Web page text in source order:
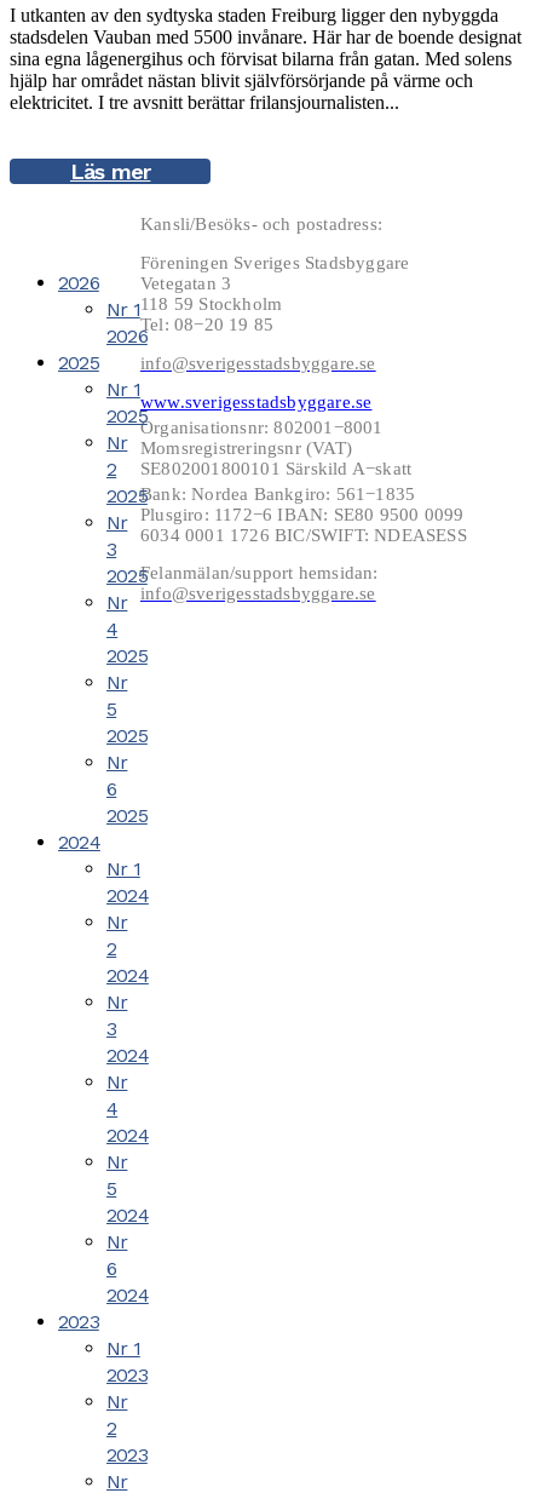
I utkanten av den sydtyska staden Freiburg ligger den nybyggda
stadsdelen Vauban med 5500 invånare. Här har de boende designat
sina egna lågenergihus och förvisat bilarna från gatan. Med solens
hjälp har området nästan blivit självförsörjande på värme och
elektricitet. I tre avsnitt berättar frilansjournalisten...
Läs mer
2026
Nr 1
2026
2025
Nr 1
2025
Nr
2
2025
Nr
3
2025
Nr
4
2025
Nr
5
2025
Nr
6
2025
2024
Nr 1
2024
Nr
2
2024
Nr
3
2024
Nr
4
2024
Nr
5
2024
Nr
6
2024
2023
Nr 1
2023
Nr
2
2023
Nr
Kansli/Besöks- och postadress:
Föreningen Sveriges Stadsbyggare
Vetegatan 3
118 59 Stockholm
Tel: 08−20 19 85
info@sverigesstadsbyggare.se
www.sverigesstadsbyggare.se
Organisationsnr: 802001−8001
Momsregistreringsnr (VAT)
SE802001800101 Särskild A−skatt
Bank: Nordea Bankgiro: 561−1835
Plusgiro: 1172−6 IBAN: SE80 9500 0099
6034 0001 1726 BIC/SWIFT: NDEASESS
Felanmälan/support hemsidan:
info@sverigesstadsbyggare.se